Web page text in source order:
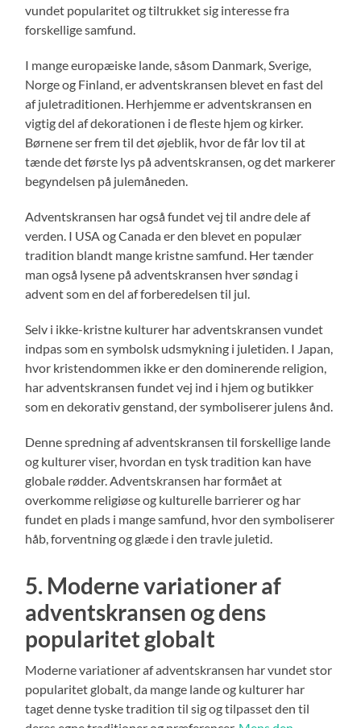
vundet popularitet og tiltrukket sig interesse fra
forskellige samfund.
I mange europæiske lande, såsom Danmark, Sverige,
Norge og Finland, er adventskransen blevet en fast del
af juletraditionen. Herhjemme er adventskransen en
vigtig del af dekorationen i de fleste hjem og kirker.
Børnene ser frem til det øjeblik, hvor de får lov til at
tænde det første lys på adventskransen, og det markerer
begyndelsen på julemåneden.
Adventskransen har også fundet vej til andre dele af
verden. I USA og Canada er den blevet en populær
tradition blandt mange kristne samfund. Her tænder
man også lysene på adventskransen hver søndag i
advent som en del af forberedelsen til jul.
Selv i ikke-kristne kulturer har adventskransen vundet
indpas som en symbolsk udsmykning i juletiden. I Japan,
hvor kristendommen ikke er den dominerende religion,
har adventskransen fundet vej ind i hjem og butikker
som en dekorativ genstand, der symboliserer julens ånd.
Denne spredning af adventskransen til forskellige lande
og kulturer viser, hvordan en tysk tradition kan have
globale rødder. Adventskransen har formået at
overkomme religiøse og kulturelle barrierer og har
fundet en plads i mange samfund, hvor den symboliserer
håb, forventning og glæde i den travle juletid.
5. Moderne variationer af
adventskransen og dens
popularitet globalt
Moderne variationer af adventskransen har vundet stor
popularitet globalt, da mange lande og kulturer har
taget denne tyske tradition til sig og tilpasset den til